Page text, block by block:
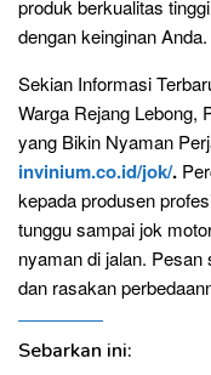
produk berkualitas
dengan keinginan
Sekian Informasi
Warga Rejang Lebong,
yang Bikin Nyaman
invinium.co.id/jok/.
kepada produsen
tunggu sampai jok
nyaman di jalan.
dan rasakan
Sebarkan ini: